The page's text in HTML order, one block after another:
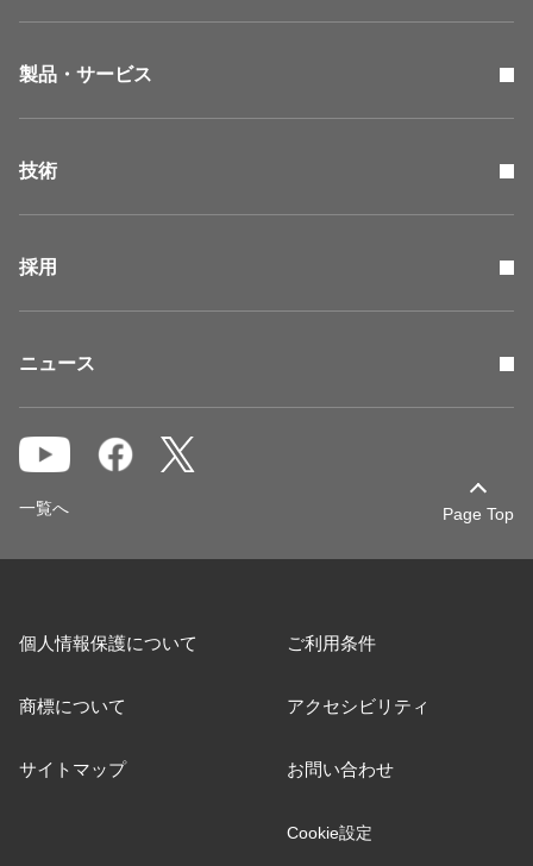
製品・サービス
技術
採用
ニュース
Page Top
一覧へ
個人情報保護について ご利用条件
商標について アクセシビリティ
サイトマップ お問い合わせ
Cookie設定